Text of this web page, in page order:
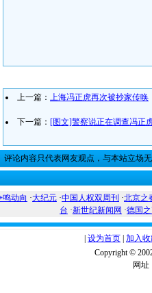
上一篇： 上海冯正虎再次被抄家传唤
下一篇： [图文]警察说正在调查冯正
评论内容只代表网友观点，与本站立场
鸣动向 ·大纪元 ·中国人权双周刊 ·北京之
台 ·新世纪新闻网 ·德国
设为首页 加入
Copyright ©
网址